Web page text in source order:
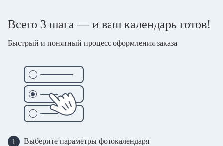
Всего 3 шага — и ваш календарь готов!
Быстрый и понятный процесс оформления заказа
1 Выберите параметры фотокалендаря